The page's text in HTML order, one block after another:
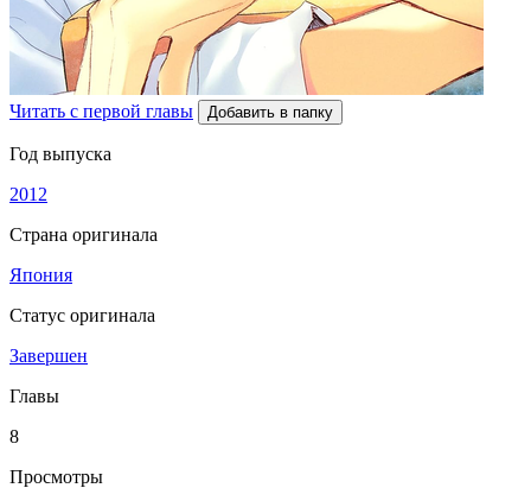
Читать с первой главы Добавить в папку
Год выпуска
2012
Страна оригинала
Япония
Статус оригинала
Завершен
Главы
8
Просмотры